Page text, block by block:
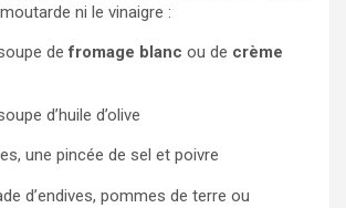
ni le vinaigre :
defromage blanc ou de crème
d’huile d’olive
une pincée de sel et poivre
d’endives, pommes de terre ou